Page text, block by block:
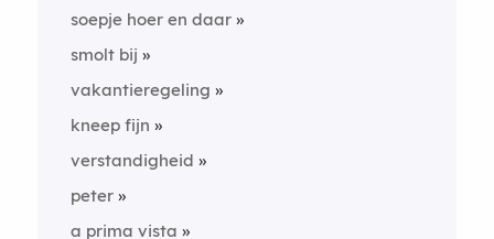
soepje hoer en daar
smolt bij
vakantieregeling
kneep fijn
verstandigheid
peter
a prima vista